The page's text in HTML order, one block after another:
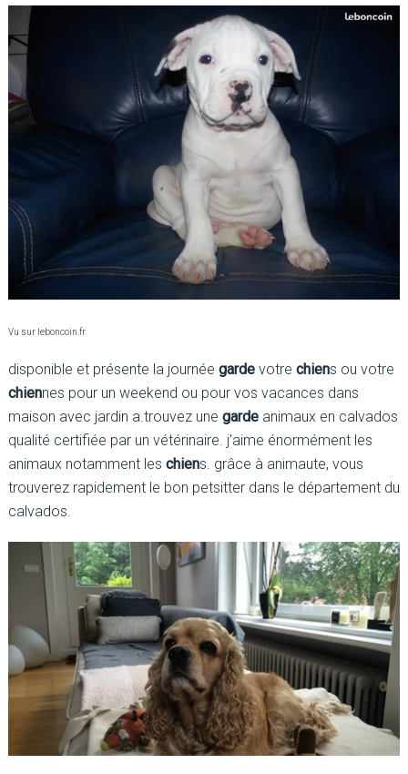
Vu sur leboncoin.fr
disponible et présente la journée gardevotre chiens ou votre
chiennes pour un weekend ou pour vos vacances dans
maison avec jardin a.trouvez une gardeanimaux en calvados
qualité certifiée par un vétérinaire. j’aime énormément les
animaux notamment les chiens. grâce à animaute, vous
trouverez rapidement le bon petsitter dans le département du
calvados.